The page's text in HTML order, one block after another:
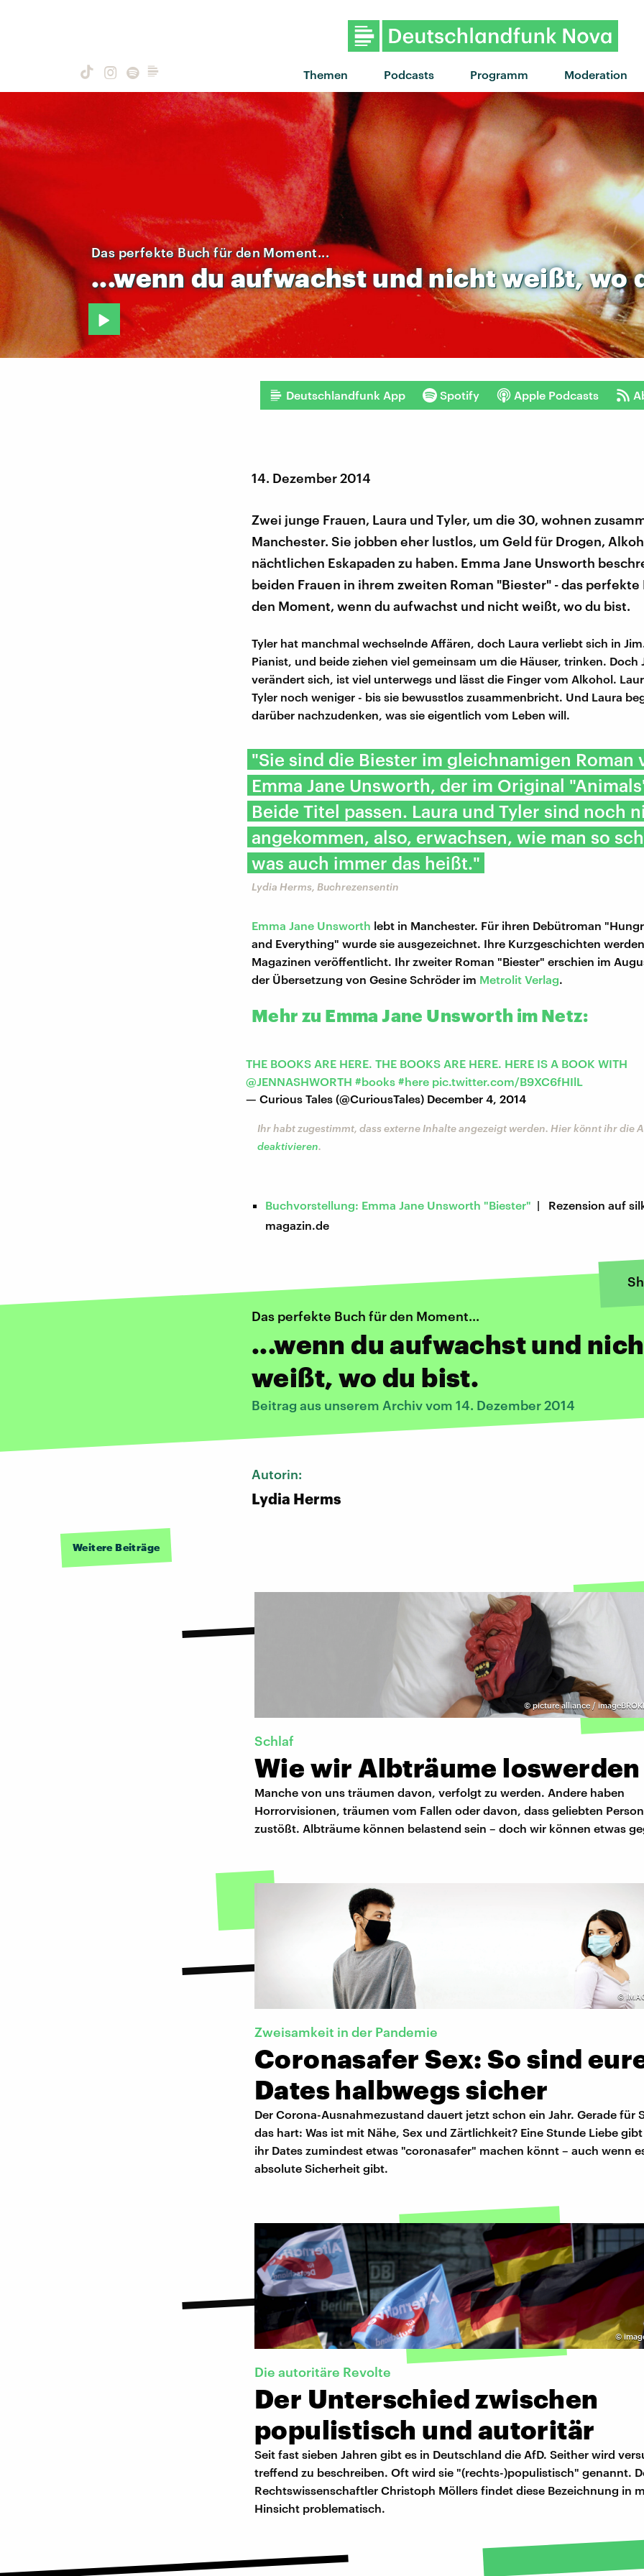
Themen Podcasts Programm Moderation
"The Way You Move" von
Das perfekte Buch für den Moment...
...wennduaufwachstundnichtweißt,wo
Deutschlandfunk App Spotify Apple Podcasts
14. Dezember 2014
Zwei junge Frauen, Laura und Tyler, um die 30, wohnen
Manchester. Sie jobben eher lustlos, um Geld für Drogen,
nächtlichen Eskapaden zu haben. Emma Jane Unsworth
beiden Frauen in ihrem zweiten Roman "Biester" - das perfekte
den Moment, wenn du aufwachst und nicht weißt, wo du bist.
Tyler hat manchmal wechselnde Affären, doch Laura verliebt sich in
Pianist, und beide ziehen viel gemeinsam um die Häuser, trinken. Doch
verändert sich, ist viel unterwegs und lässt die Finger vom Alkohol.
Tyler noch weniger - bis sie bewusstlos zusammenbricht. Und Laura
darüber nachzudenken, was sie eigentlich vom Leben will.
"Sie sind die Biester im gleichnamigen Roman
Emma Jane Unsworth, der im Original
Beide Titel passen. Laura und Tyler sind noch
angekommen, also, erwachsen, wie man so
was auch immer das heißt."
Lydia Herms, Buchrezensentin
Emma Jane Unsworth lebt in Manchester. Für ihren Debütroman
and Everything" wurde sie ausgezeichnet. Ihre Kurzgeschichten
Magazinen veröffentlicht. Ihr zweiter Roman "Biester" erschien im
der Übersetzung von Gesine Schröder im Metrolit Verlag.
Mehr zu Emma Jane Unsworth im Netz:
THE BOOKS ARE HERE. THE BOOKS ARE HERE. HERE IS A BOOK WITH
@JENNASHWORTH #books #here pic.twitter.com/B9XC6fHIlL
— Curious Tales (@CuriousTales) December 4, 2014
Ihr habt zugestimmt, dass externe Inhalte angezeigt werden. Hier könnt ihr die
deaktivieren.
Buchvorstellung: Emma Jane Unsworth "Biester" | Rezension auf
magazin.de
Das perfekte Buch für den Moment...
...wenn du aufwachst und
weißt, wo du bist.
Beitrag aus unserem Archiv vom 14. Dezember 2014
Autorin:
Lydia Herms
Weitere Beiträge
© picture alliance /
Schlaf
Wie wir Albträume loswerden
Manche von uns träumen davon, verfolgt zu werden. Andere haben
Horrorvisionen, träumen vom Fallen oder davon, dass geliebten
zustößt. Albträume können belastend sein – doch wir können etwas
©
Zweisamkeit in der Pandemie
Coronasafer Sex: So sind
Dates halbwegs sicher
Der Corona-Ausnahmezustand dauert jetzt schon ein Jahr. Gerade für
das hart: Was ist mit Nähe, Sex und Zärtlichkeit? Eine Stunde Liebe
ihr Dates zumindest etwas "coronasafer" machen könnt – auch wenn
absolute Sicherheit gibt.
©
Die autoritäre Revolte
Der Unterschied zwischen
populistisch und autoritär
Seit fast sieben Jahren gibt es in Deutschland die AfD. Seither wird
treffend zu beschreiben. Oft wird sie "(rechts-)populistisch" genannt.
Rechtswissenschaftler Christoph Möllers findet diese Bezeichnung in
Hinsicht problematisch.